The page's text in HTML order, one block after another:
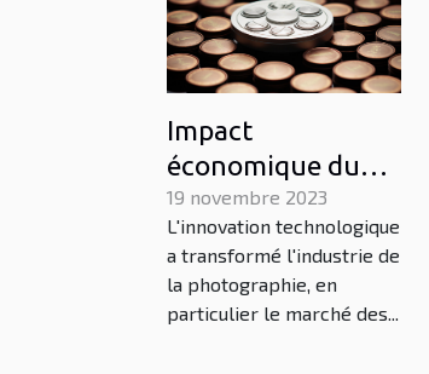
Impact
économique du
marché des
appareils photo
SLR
19 novembre 2023
L'innovation technologique
a transformé l'industrie de
la photographie, en
particulier le marché des...